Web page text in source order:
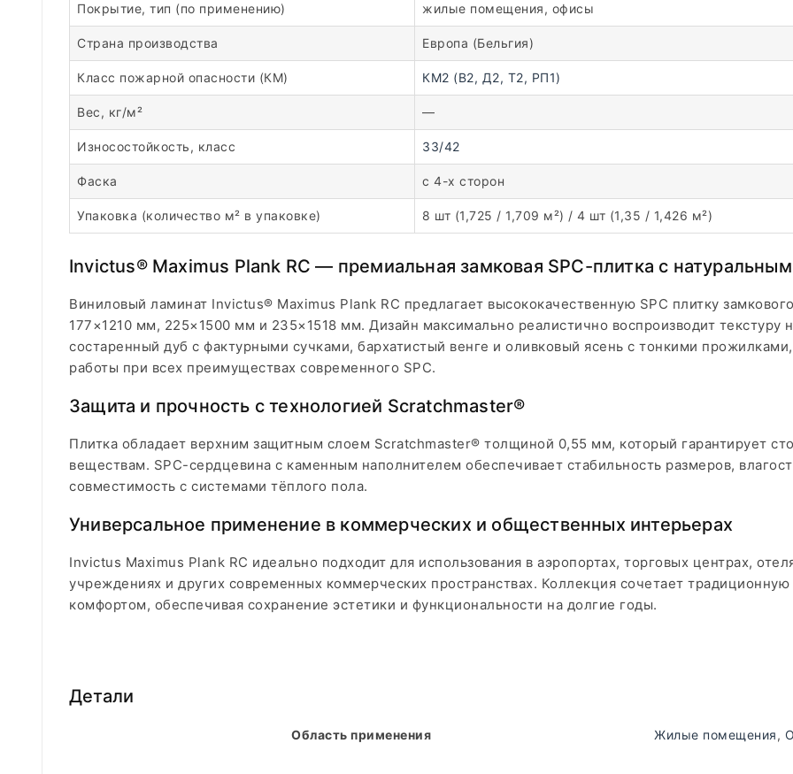
Покрытие, тип (по применению) жилые помещения, офисы
Страна производства Европа (Бельгия)
Класс пожарной опасности (КМ) КМ2 (В2, Д2, Т2, РП1)
Вес, кг/м² —
Износостойкость, класс 33/42
Фаска с 4-х сторон
Упаковка (количество м² в упаковке) 8 шт (1,725 / 1,709 м²) / 4 шт (1,35 / 1,426 м²)
Invictus® Maximus Plank RC — премиальная замковая SPC-плитка с
Виниловый ламинат Invictus® Maximus Plank RC предлагает высококачественную SPC плитку
177×1210 мм, 225×1500 мм и 235×1518 мм. Дизайн максимально реалистично воспроизводит текстуру
состаренный дуб с фактурными сучками, бархатистый венге и оливковый ясень с тонкими
работы при всех преимуществах современного SPC.
Защита и прочность с технологией Scratchmaster®
Плитка обладает верхним защитным слоем Scratchmaster® толщиной 0,55 мм, который гарантирует
веществам. SPC-сердцевина с каменным наполнителем обеспечивает стабильность размеров,
совместимость с системами тёплого пола.
Универсальное применение в коммерческих и общественных интерьерах
Invictus Maximus Plank RC идеально подходит для использования в аэропортах, торговых центрах,
учреждениях и других современных коммерческих пространствах. Коллекция сочетает
комфортом, обеспечивая сохранение эстетики и функциональности на долгие годы.
Детали
Область применения Жилые помещения,